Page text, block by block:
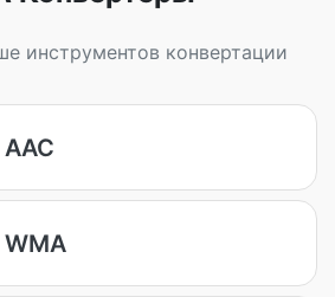
инструментов конвертации